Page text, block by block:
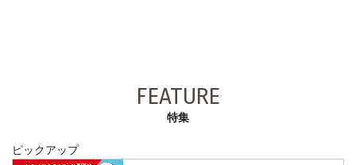
FEATURE
特集
ピックアップ